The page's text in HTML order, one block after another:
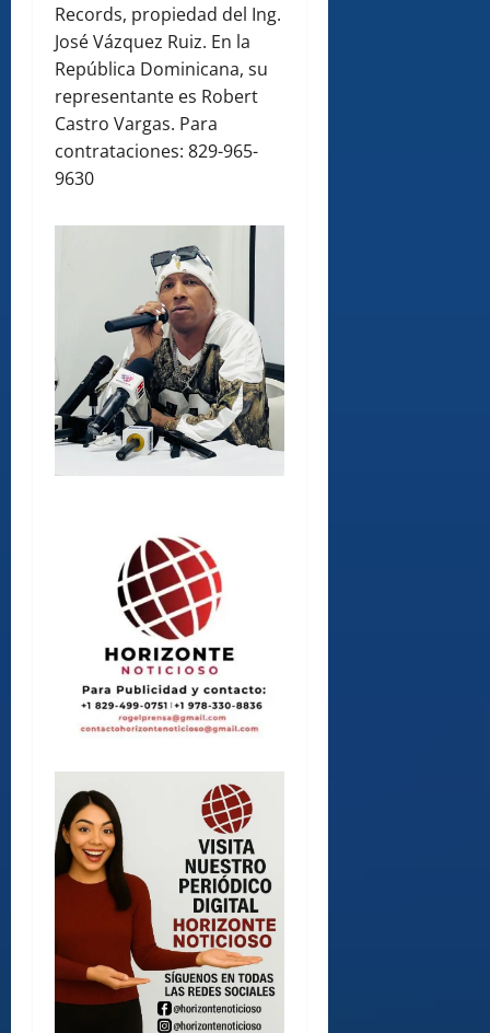
Records, propiedad del Ing.
José Vázquez Ruiz. En la
República Dominicana, su
representante es Robert
Castro Vargas. Para
contrataciones: 829-965-
9630